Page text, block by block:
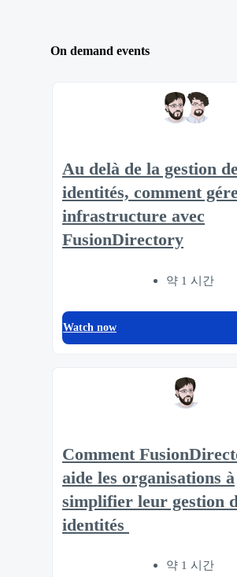
On demand events
Au delà de la gestion
identités, comment
infrastructure avec
FusionDirectory
약 1 시간
Watch now
Comment
aide les organisations à
simplifier leur gestion
identités
약 1 시간